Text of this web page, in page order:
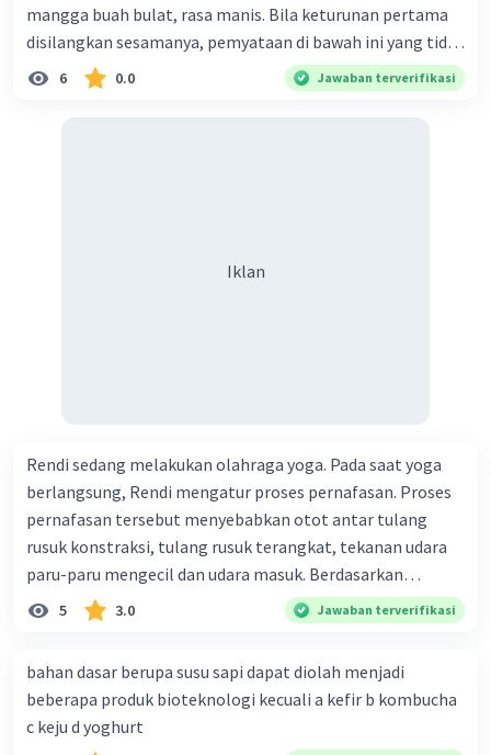
mangga buah bulat, rasa manis. Bila keturunan pertama
disilangkan sesamanya, pemyataan di bawah ini yang tidak
benar mengenai keturunan yang dihasilkan dari
6 0.0 Jawaban terverifikasi
Iklan
Rendi sedang melakukan olahraga yoga. Pada saat yoga
berlangsung, Rendi mengatur proses pernafasan. Proses
pernafasan tersebut menyebabkan otot antar tulang
rusuk konstraksi, tulang rusuk terangkat, tekanan udara
paru-paru mengecil dan udara masuk. Berdasarkan
informasi tersebut, dapat disimpulkan bahwa Rendi
sedang melakukan proses pernafasan....
5 3.0 Jawaban terverifikasi
bahan dasar berupa susu sapi dapat diolah menjadi
beberapa produk bioteknologi kecuali a kefir b kombucha
c keju d yoghurt